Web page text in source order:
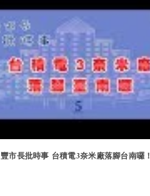
豐市長批時事 台積電3奈米廠落腳台南囉！